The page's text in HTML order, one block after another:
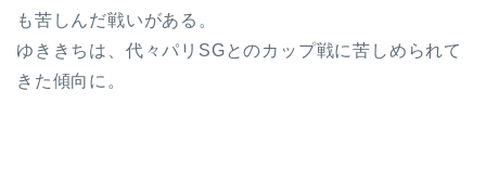
も苦しんだ戦いがある。
ゆききちは、代々パリSGとのカップ戦に苦しめられて
きた傾向に。